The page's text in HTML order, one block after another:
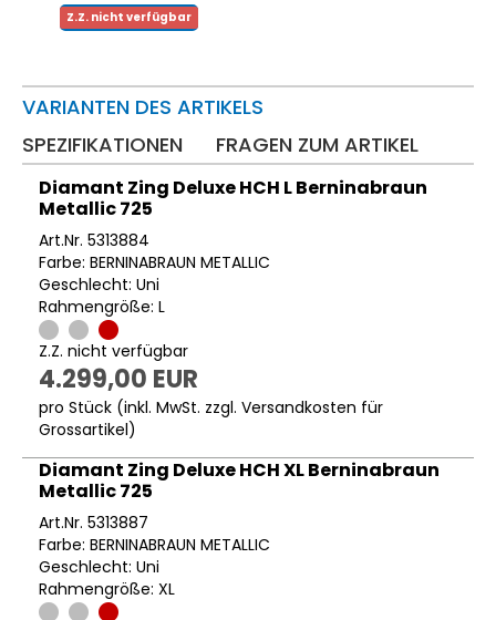
Z.Z. nicht verfügbar
VARIANTEN DES ARTIKELS
SPEZIFIKATIONEN
FRAGEN ZUM ARTIKEL
Diamant Zing Deluxe HCH L Berninabraun
Metallic 725
Art.Nr. 5313884
Farbe: BERNINABRAUN METALLIC
Geschlecht: Uni
Rahmengröße: L
Z.Z. nicht verfügbar
4.299,00 EUR
pro Stück (inkl. MwSt. zzgl. Versandkosten für
Grossartikel)
Diamant Zing Deluxe HCH XL Berninabraun
Metallic 725
Art.Nr. 5313887
Farbe: BERNINABRAUN METALLIC
Geschlecht: Uni
Rahmengröße: XL